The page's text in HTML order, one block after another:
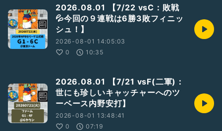
2026.08.01 【7/22 vsC：敗戦
💦今回の９連戦は6勝3敗フィニッ
シュ！】
2026-08-01 14:05:03
0
10:35
2026.08.01 【7/21 vsF(二軍)：
世にも珍しいキャッチャーへのツ
ーベース内野安打】
2026-08-01 13:48:41
0
07:19